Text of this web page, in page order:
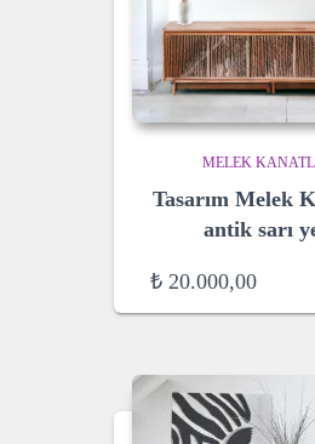
MELEK
Tasarım Melek
antik sarı
₺ 20.000,00